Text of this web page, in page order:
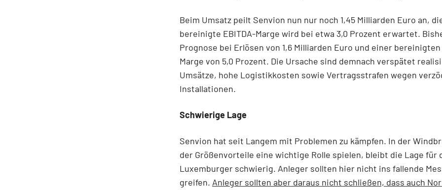
Beim Umsatz peilt Senvion nun nur noch 1,45 Milliarden Euro an,
bereinigte EBITDA-Marge wird bei etwa 3,0 Prozent erwartet.
Prognose bei Erlösen von 1,6 Milliarden Euro und einer bereinigten
Marge von 5,0 Prozent. Die Ursache sind demnach verspätet
Umsätze, hohe Logistikkosten sowie Vertragsstrafen wegen
Installationen.
Schwierige Lage
Senvion hat seit Langem mit Problemen zu kämpfen. In der
der Größenvorteile eine wichtige Rolle spielen, bleibt die Lage für
Luxemburger schwierig. Anleger sollten hier nicht ins fallende
greifen. Anleger sollten aber daraus nicht schließen, dass auch